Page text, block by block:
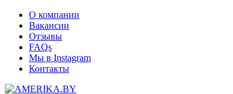
О компании
Вакансии
Отзывы
FAQs
Мы в Instagram
Контакты